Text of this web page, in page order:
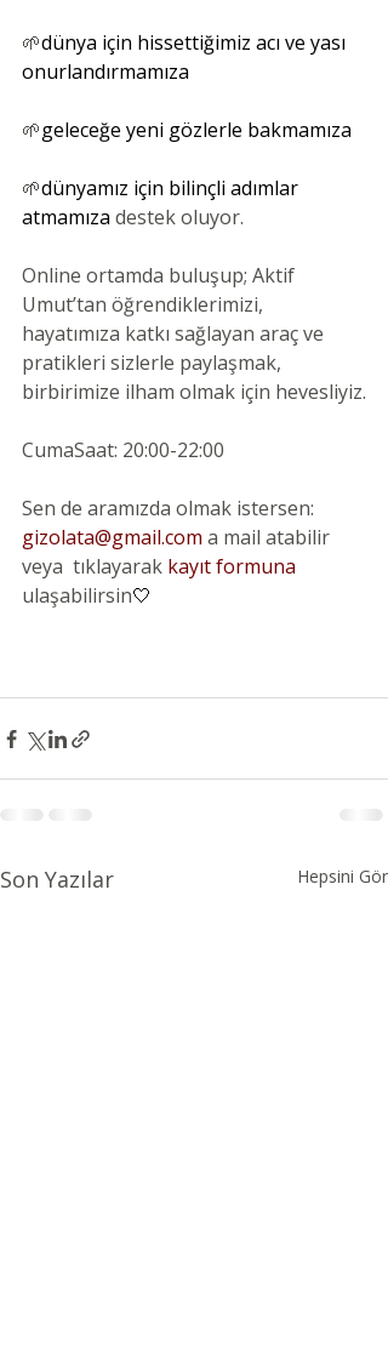
🌱dünya için hissettiğimiz acı ve yası
onurlandırmamıza
🌱geleceğe yeni gözlerle bakmamıza
🌱dünyamız için bilinçli adımlar
atmamıza destek oluyor.
Online ortamda buluşup; Aktif
Umut’tan öğrendiklerimizi,
hayatımıza katkı sağlayan araç ve
pratikleri sizlerle paylaşmak,
birbirimize ilham olmak için hevesliyiz.
CumaSaat: 20:00-22:00
Sen de aramızda olmak istersen:
gizolata@gmail.com a mail atabilir
veya  tıklayarak kayıt formuna
ulaşabilirsin🤍
Son Yazılar Hepsini Gör